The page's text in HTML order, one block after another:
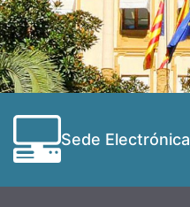
Sede Electrónica